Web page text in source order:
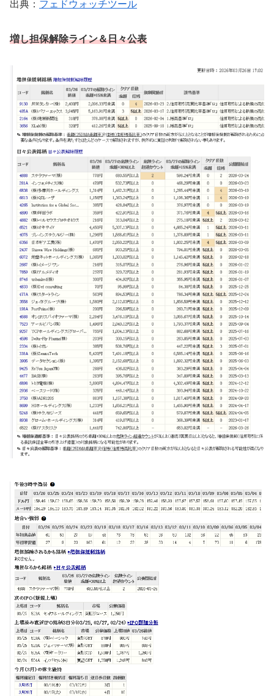
出典： フェドウォッチツール
増し担保解除ライン＆日々公表